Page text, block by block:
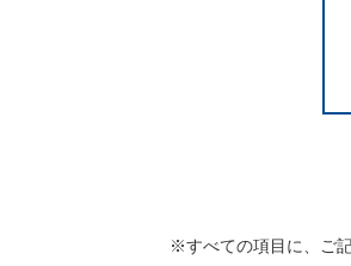
※すべての項目に、ご記